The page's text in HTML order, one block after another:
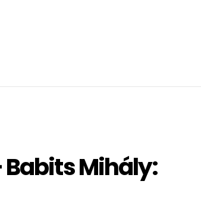
Mihály: